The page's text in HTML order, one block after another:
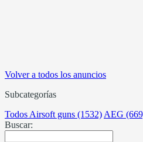
Volver a todos los anuncios
Subcategorías
Todos Airsoft guns (1532) AEG
Buscar: